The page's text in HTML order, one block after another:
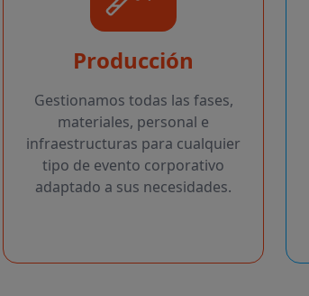
Producción
Gestionamos todas las fases,
materiales, personal e
infraestructuras para cualquier
tipo de evento corporativo
adaptado a sus necesidades.